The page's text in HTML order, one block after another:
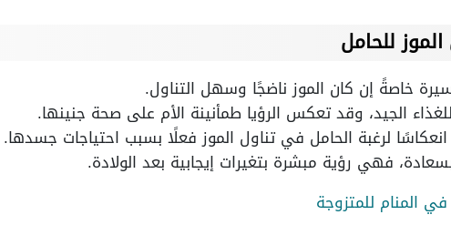
للحامل
خاصةً إن كان الموز ناضجًا وسهل التناول.
الجيد، وقد تعكس الرؤيا طمأنينة الأم على صحة جنينها.
انعكاسًا لرغبة الحامل في تناول الموز فعلًا بسبب احتياجات جسدها.
فهي رؤية مبشرة بتغيرات إيجابية بعد الولادة.
في المنام للمتزوجة